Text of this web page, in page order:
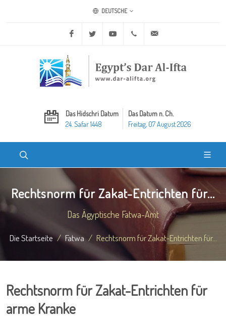
DEUTSCHE
Facebook Twitter Youtube +20 2 25970400
Das Hidschri Datum
24. Safar 1448
Das Datum n. Ch.
Freitag, 07 August 2026
Rechtsnorm für Zakat-Entrichten für...
Das Ägyptische Fatwa-Amt
Die Startseite Fatwa Rechtsnorm für Zakat-Entrichten für...
Rechtsnorm für Zakat-Entrichten für
arme Kranke